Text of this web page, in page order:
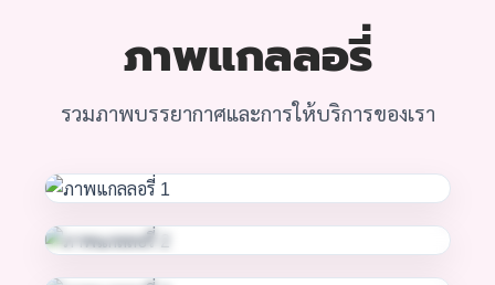
ภาพแกลลอรี่
รวมภาพบรรยากาศและการให้บริการของเรา